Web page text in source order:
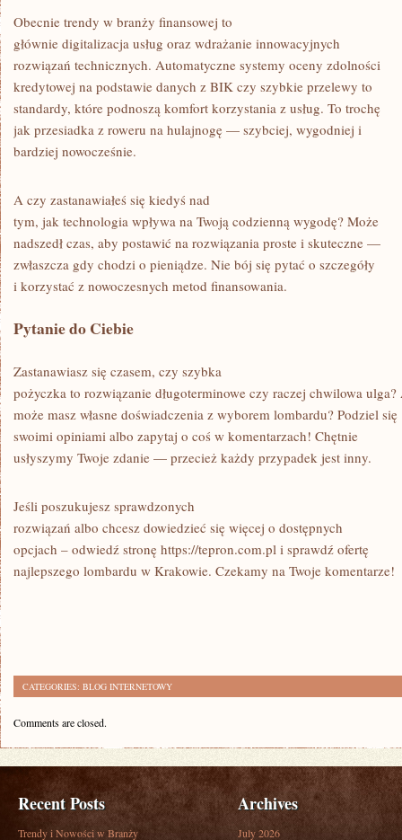
Obecnie trendy w branży finansowej to
głównie digitalizacja usług oraz wdrażanie innowacyjnych
rozwiązań technicznych. Automatyczne systemy oceny zdolności
kredytowej na podstawie danych z BIK czy szybkie przelewy to
standardy, które podnoszą komfort korzystania z usług. To trochę
jak przesiadka z roweru na hulajnogę — szybciej, wygodniej i
bardziej nowocześnie.
A czy zastanawiałeś się kiedyś nad
tym, jak technologia wpływa na Twoją codzienną wygodę? Może
nadszedł czas, aby postawić na rozwiązania proste i skuteczne —
zwłaszcza gdy chodzi o pieniądze. Nie bój się pytać o szczegóły
i korzystać z nowoczesnych metod finansowania.
Pytanie do Ciebie
Zastanawiasz się czasem, czy szybka
pożyczka to rozwiązanie długoterminowe czy raczej chwilowa ulga?
może masz własne doświadczenia z wyborem lombardu? Podziel się
swoimi opiniami albo zapytaj o coś w komentarzach! Chętnie
usłyszymy Twoje zdanie — przecież każdy przypadek jest inny.
Jeśli poszukujesz sprawdzonych
rozwiązań albo chcesz dowiedzieć się więcej o dostępnych
opcjach – odwiedź stronę https://tepron.com.pl i sprawdź ofertę
najlepszego lombardu w Krakowie. Czekamy na Twoje komentarze!
CATEGORIES: BLOG INTERNETOWY
Comments are closed.
Recent Posts
Trendy i Nowości w Branży
Archives
July 2026